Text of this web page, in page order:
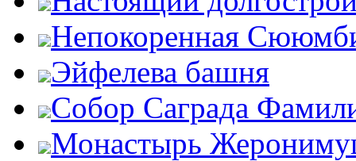
Непокоренная
Эйфелева башня
Собор Саграда
Монастырь